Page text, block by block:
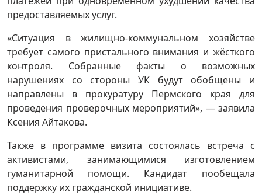
предоставляемых услуг.
«Ситуация в жилищно-коммунальном хозяйстве
требует самого пристального внимания и жёсткого
контроля. Собранные факты о возможных
нарушениях со стороны УК будут обобщены и
направлены в прокуратуру Пермского края для
проведения проверочных мероприятий», — заявила
Ксения Айтакова.
Также в программе визита состоялась встреча с
активистами, занимающимися изготовлением
гуманитарной помощи. Кандидат пообещала
поддержку их гражданской инициативе.